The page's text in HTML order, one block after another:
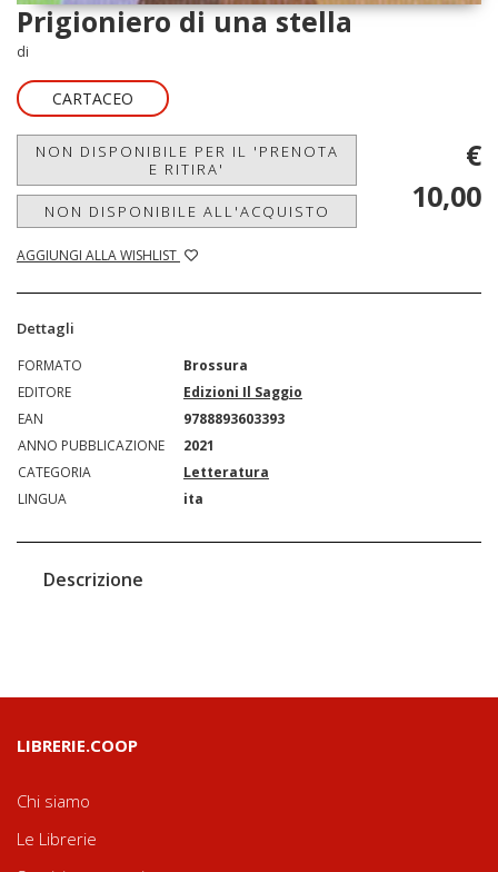
Prigioniero di una stella
di
CARTACEO
NON DISPONIBILE PER IL 'PRENOTA
E RITIRA'
NON DISPONIBILE ALL'ACQUISTO
AGGIUNGI ALLA WISHLIST
€
10,00
Dettagli
FORMATO
Brossura
EDITORE
Edizioni Il Saggio
EAN
9788893603393
ANNO PUBBLICAZIONE
2021
CATEGORIA
Letteratura
LINGUA
ita
Descrizione
LIBRERIE.COOP
Chi siamo
Le Librerie